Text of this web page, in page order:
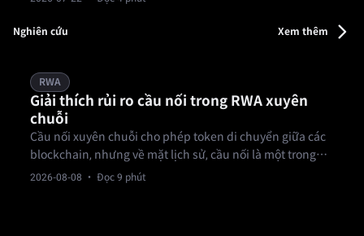
điểm một tài khoản, đa tài sản của Bifu.
Nghiên cứu Xem thêm
RWA
Giải thích rủi ro cầu nối trong RWA xuyên
chuỗi
Cầu nối xuyên chuỗi cho phép token di chuyển giữa các
blockchain, nhưng về mặt lịch sử, cầu nối là một trong
những phần dễ bị tấn công nhất của cơ sở hạ tầng tiền
2026-08-08 · Đọc 9 phút